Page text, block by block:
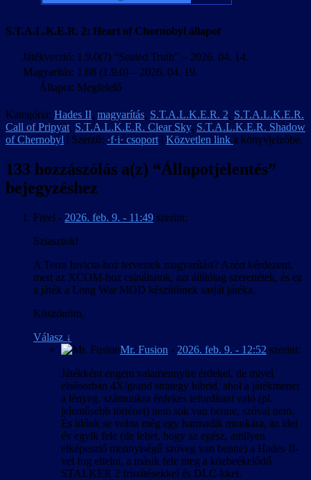
S.T.A.L.K.E.R. 2: Heart of Chornobyl állapot
Játékverzió: 1.9.0(?) “Sealed Truth” – 2026. 04. 14.
Magyarítás: 1.08 (1.9.0) – 2026. 04. 19.
Állapot: Megfelelő
Kategória: Hades II, magyarítás, S.T.A.L.K.E.R. 2, S.T.A.L.K.E.R.
Call of Pripyat, S.T.A.L.K.E.R. Clear Sky, S.T.A.L.K.E.R. Shadow
of Chernobyl | Szerző: ·f·i· csoport | Közvetlen link a könyvjelzőbe.
133 hozzászólás a(z) “Állapotjelentés”
bejegyzéshez
Freel - 2026. feb. 9. - 11:49 szerint:
Sziasztok!
A Terra Invicta-hoz terveztek magyarítást? Azért kérdezem,
mert az XCOM-hoz csináltatok, azt állítólag szerettétek, és ez
a játék a Long War MOD készítőinek sasját játéka.
Köszönöm.
Válasz ↓
Mr. Fusion - 2026. feb. 9. - 12:52 szerint:
Játékként engem valamennyire érdekel, de mivel
elsősorban 4X/grand strategy hibrid, ahol a játékmenet
a lényeg, számunkra érdekes lefordítani való (pl.
jelentősebb történet) nem sok van benne, szóval nem.
És időnk se volna még egy harmadik munkára, az idei
év egyik fele (de lehet, hogy az egész, amilyen
elképesztő mennyiségű szöveg van benne) a Hades II-
vel fog eltelni, a másik fele meg a közbeékelődő
STALKER 2 frissítésekkel és DLC-kkel.